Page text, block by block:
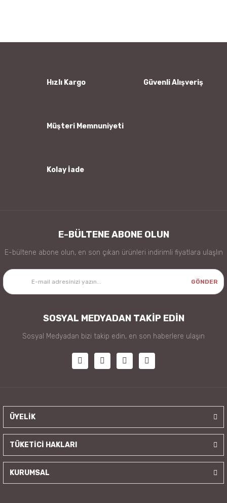
Ürün bilgilerinde hatalar bulunuyor.
Hızlı Kargo Güvenli Alışveriş
Müşteri Memnuniyeti
Kolay İade
E-BÜLTENE ABONE OLUN
E-bültene abone olun, en son çıkan ürünleri indirimli fiyatlara ulaşlın
GÖNDER
SOSYAL MEDYADAN TAKİP EDİN
Sosyal Medyadan bizi takip edin, en son haberlere ulaşın
ÜYELİK
TÜKETİCİ HAKLARI
KURUMSAL